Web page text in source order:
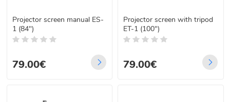
Projector screen manual ES-
1 (84")
79.00€
Projector screen with tripod
ET-1 (100")
79.00€